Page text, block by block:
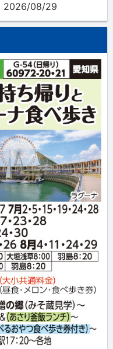
2026/08/29